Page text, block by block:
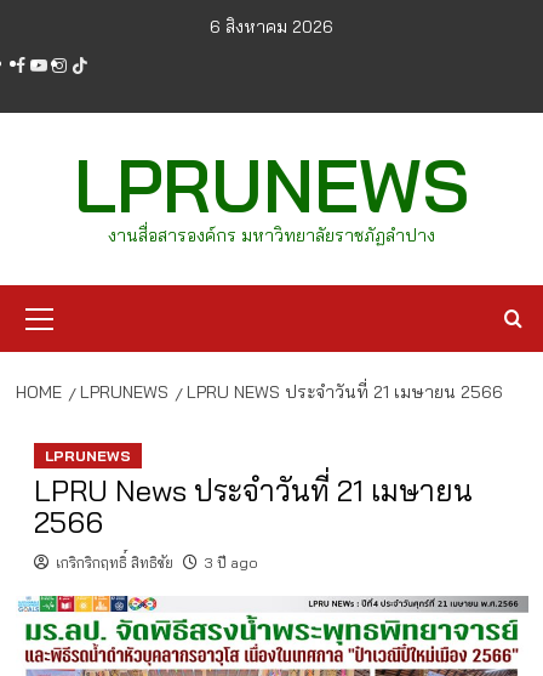
content
6 สิงหาคม 2026
facebook
youtube
instagram
tiktok
LPRUNEWS
งานสื่อสารองค์กร มหาวิทยาลัยราชภัฏลำปาง
Menu
HOME LPRUNEWS LPRU NEWS ประจำวันที่ 21 เมษายน 2566
LPRUNEWS
LPRU News ประจำวันที่ 21 เมษายน
2566
เกริกริกฤทธิ์ สิทธิชัย 3 ปี ago